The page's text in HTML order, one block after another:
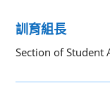
訓育組長
Section of Student